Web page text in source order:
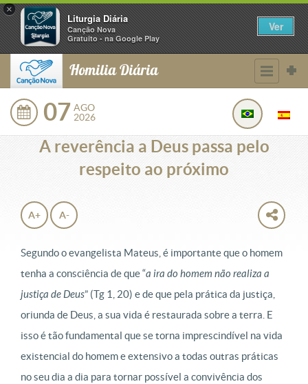
×
Liturgia Diária
Canção Nova
Gratuito - na Google Play
Ver
Homilia Diária
07 AGO
2026
A reverência a Deus passa pelo
respeito ao próximo
A+ A-
Segundo o evangelista Mateus, é importante que o homem
tenha a consciência de que “a ira do homem não realiza a
justiça de Deus” (Tg 1, 20) e de que pela prática da justiça,
oriunda de Deus, a sua vida é restaurada sobre a terra. E
isso é tão fundamental que se torna imprescindível na vida
existencial do homem e extensivo a todas outras práticas
no seu dia a dia para tornar possível a convivência dos